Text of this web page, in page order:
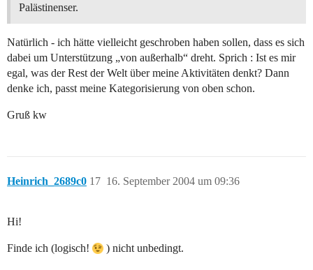
Palästinenser.
Natürlich - ich hätte vielleicht geschroben haben sollen, dass es sich
dabei um Unterstützung „von außerhalb“ dreht. Sprich : Ist es mir
egal, was der Rest der Welt über meine Aktivitäten denkt? Dann
denke ich, passt meine Kategorisierung von oben schon.
Gruß kw
Heinrich_2689c0 16. September 2004 um 09:36
17
Hi!
Finde ich (logisch! ) nicht unbedingt.